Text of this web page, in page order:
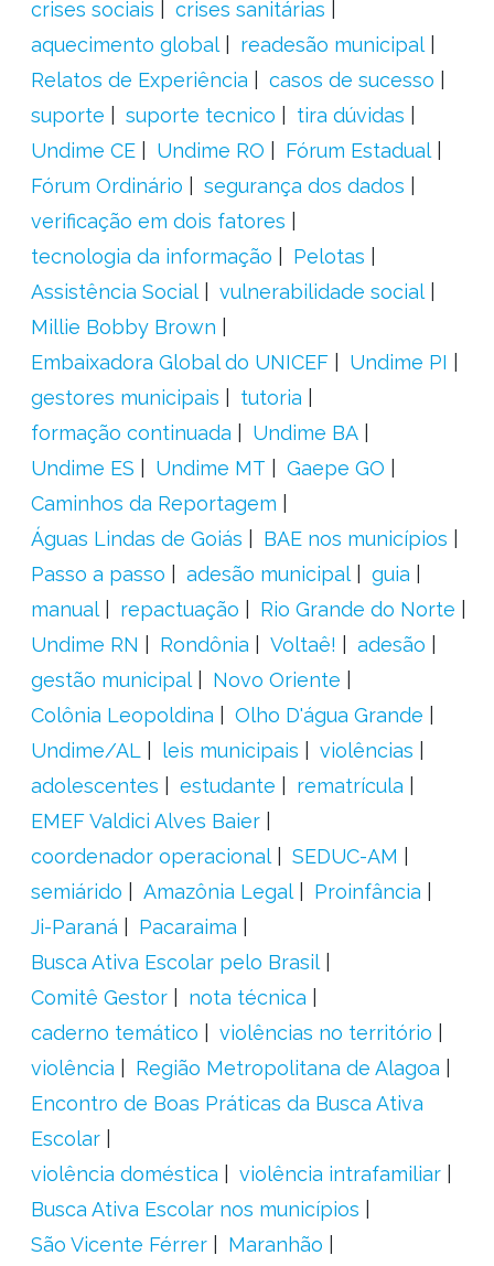
crises sociais
crises sanitárias
aquecimento global
readesão municipal
Relatos de Experiência
casos de sucesso
suporte
suporte tecnico
tira dúvidas
Undime CE
Undime RO
Fórum Estadual
Fórum Ordinário
segurança dos dados
verificação em dois fatores
tecnologia da informação
Pelotas
Assistência Social
vulnerabilidade social
Millie Bobby Brown
Embaixadora Global do UNICEF
Undime PI
gestores municipais
tutoria
formação continuada
Undime BA
Undime ES
Undime MT
Gaepe GO
Caminhos da Reportagem
Águas Lindas de Goiás
BAE nos municípios
Passo a passo
adesão municipal
guia
manual
repactuação
Rio Grande do Norte
Undime RN
Rondônia Voltaê!
adesão
gestão municipal
Novo Oriente
Colônia Leopoldina
Olho D'água Grande
Undime/AL
leis municipais
violências
adolescentes
estudante
rematrícula
EMEF Valdici Alves Baier
coordenador operacional
SEDUC-AM
semiárido
Amazônia Legal
Proinfância
Ji-Paraná
Pacaraima
Busca Ativa Escolar pelo Brasil
Comitê Gestor
nota técnica
caderno temático
violências no território
violência
Região Metropolitana de Alagoa
Encontro de Boas Práticas da Busca Ativa
Escolar
violência doméstica
violência intrafamiliar
Busca Ativa Escolar nos municípios
São Vicente Férrer
Maranhão